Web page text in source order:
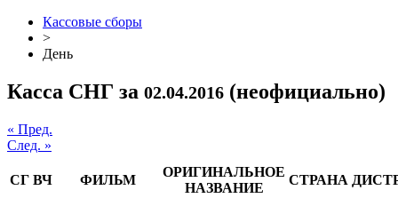
Кассовые сборы
>
День
Касса СНГ за 02.04.2016 (неофициально)
« Пред.
След. »
СГ ВЧ ФИЛЬМ
ОРИГИНАЛЬНОЕ
НАЗВАНИЕ
СТРАНА